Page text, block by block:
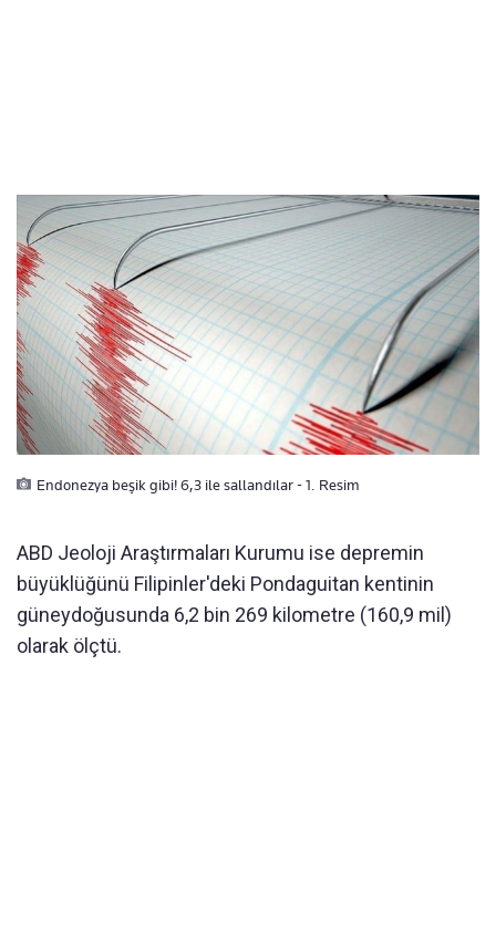
Endonezya beşik gibi! 6,3 ile sallandılar - 1. Resim
ABD Jeoloji Araştırmaları Kurumu ise depremin
büyüklüğünü Filipinler'deki Pondaguitan kentinin
güneydoğusunda 6,2 bin 269 kilometre (160,9 mil)
olarak ölçtü.